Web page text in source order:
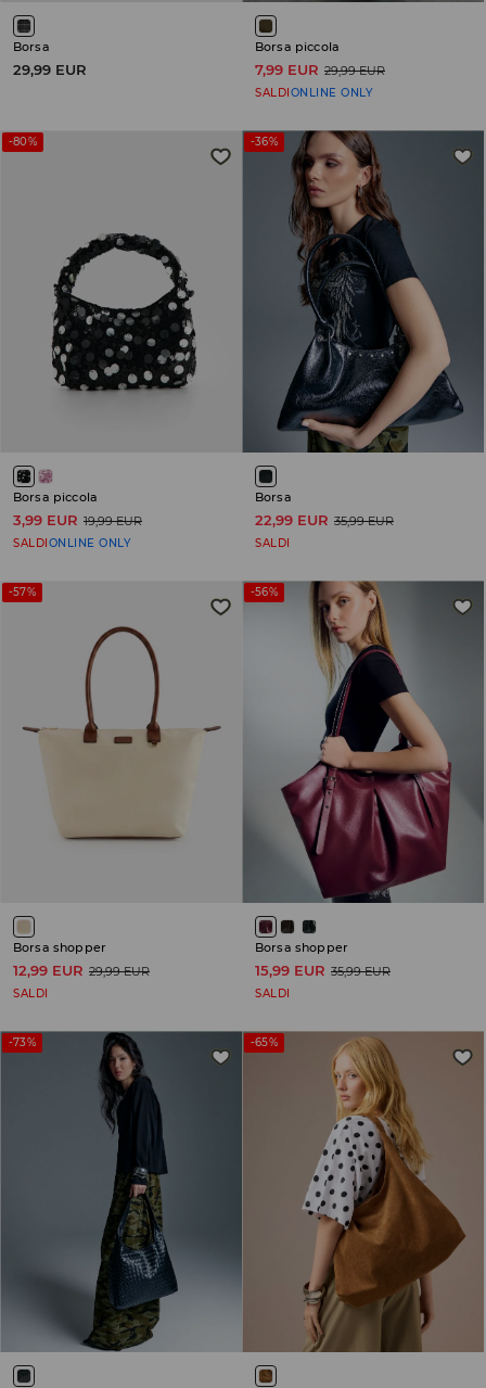
Borsa
29,99 EUR
Borsa piccola
7,99 EUR 29,99 EUR
SALDI ONLINE ONLY
-80%
Borsa piccola
3,99 EUR 19,99 EUR
SALDIONLINE ONLY
-36%
Borsa
22,99 EUR 35,99 EUR
SALDI
-57%
Borsa shopper
12,99 EUR 29,99 EUR
SALDI
-56%
Borsa shopper
15,99 EUR 35,99 EUR
SALDI
-73% -65%